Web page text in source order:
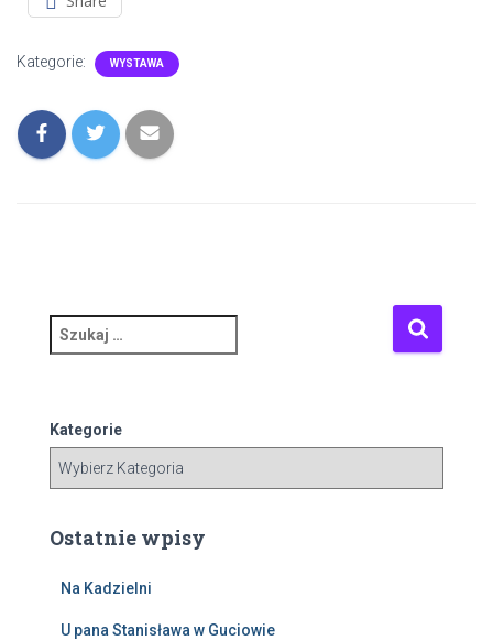
Kategorie: WYSTAWA
z
a
j
Kategorie
Ostatnie wpisy
Na Kadzielni
U pana Stanisława w Guciowie